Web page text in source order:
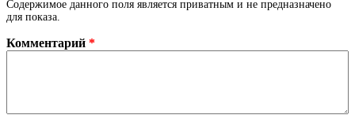
Содержимое данного поля является приватным и не предназначено
для показа.
Комментарий *